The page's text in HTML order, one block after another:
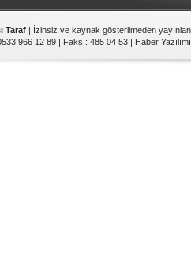
Taraf | İzinsiz ve kaynak gösterilmeden
966 12 89 | Faks : 485 04 53 | Haber Yazılımı